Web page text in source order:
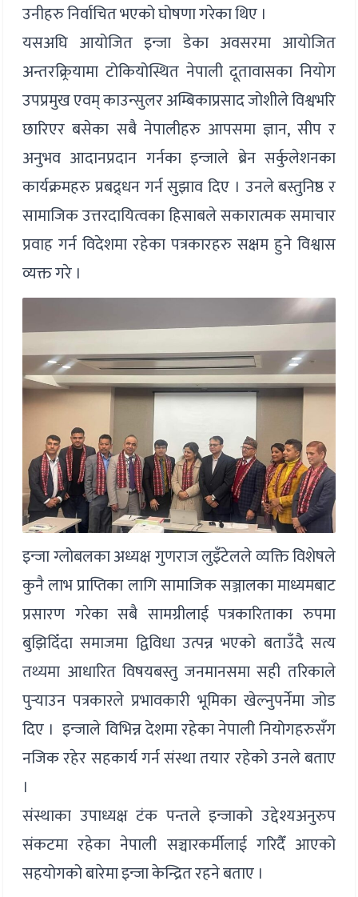
उनीहरु निर्वाचित भएको घोषणा गरेका थिए ।
यसअघि आयोजित इन्जा डेका अवसरमा आयोजित
अन्तरक्र्रियामा टोकियोस्थित नेपाली दूतावासका नियोग
उपप्रमुख एवम् काउन्सुलर अम्बिकाप्रसाद जोशीले विश्वभरि
छारिएर बसेका सबै नेपालीहरु आपसमा ज्ञान, सीप र
अनुभव आदानप्रदान गर्नका इन्जाले ब्रेन सर्कुलेशनका
कार्यक्रमहरु प्रबद्र्धन गर्न सुझाव दिए । उनले बस्तुनिष्ठ र
सामाजिक उत्तरदायित्वका हिसाबले सकारात्मक समाचार
प्रवाह गर्न विदेशमा रहेका पत्रकारहरु सक्षम हुने विश्वास
व्यक्त गरे ।
इन्जा ग्लोबलका अध्यक्ष गुणराज लुइँटेलले व्यक्ति विशेषले
कुनै लाभ प्राप्तिका लागि सामाजिक सञ्जालका माध्यमबाट
प्रसारण गरेका सबै सामग्रीलाई पत्रकारिताका रुपमा
बुझिदिँदा समाजमा द्विविधा उत्पन्न भएको बताउँदै सत्य
तथ्यमा आधारित विषयबस्तु जनमानसमा सही तरिकाले
पुर्‍याउन पत्रकारले प्रभावकारी भूमिका खेल्नुपर्नेमा जोड
दिए । इन्जाले विभिन्न देशमा रहेका नेपाली नियोगहरुसँग
नजिक रहेर सहकार्य गर्न संस्था तयार रहेको उनले बताए
।
संस्थाका उपाध्यक्ष टंक पन्तले इन्जाको उद्देश्यअनुरुप
संकटमा रहेका नेपाली सञ्चारकर्मीलाई गरिदैँ आएको
सहयोगको बारेमा इन्जा केन्द्रित रहने बताए ।